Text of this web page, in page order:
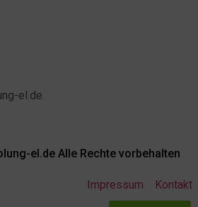
el.de
el.de Alle Rechte vorbehalten
Impressum Kontakt